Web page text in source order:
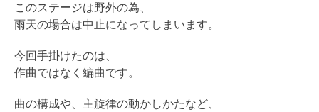
このステージは野外の為、
雨天の場合は中止になってしまいます。
今回手掛けたのは、
作曲ではなく編曲です。
曲の構成や、主旋律の動かしかたなど、